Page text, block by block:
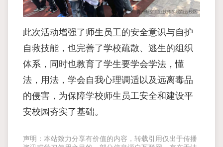
此次活动增强了师生员工的安全意识与自护
自救技能，也完善了学校疏散、逃生的组织
体系，同时也教育了学生要学会学法，懂
法，用法，学会自我心理调适以及远离毒品
的侵害，为保障学校师生员工安全和建设平
安校园夯实了基础。
声明：本站致力分享有价值的内容，转载引用仅出于传播